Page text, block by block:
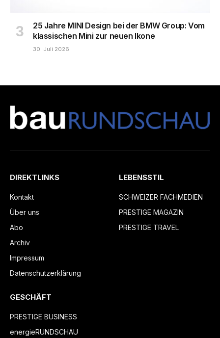
25 Jahre MINI Design bei der BMW Group: Vom
klassischen Mini zur neuen Ikone
30. Juli 2026
DIREKTLINKS
Kontakt
Über uns
Abo
Archiv
Impressum
Datenschutzerklärung
LEBENSSTIL
SCHWEIZER FACHMEDIEN
PRESTIGE MAGAZIN
PRESTIGE TRAVEL
GESCHÄFT
PRESTIGE BUSINESS
energieRUNDSCHAU